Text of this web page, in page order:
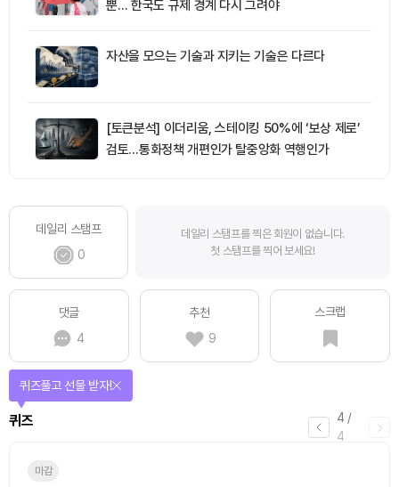
뿐… 한국도 규제 경계 다시 그려야
자산을 모으는 기술과 지키는 기술은 다르다
[토큰분석] 이더리움, 스테이킹 50%에 ‘보상 제로’
검토…통화정책 개편인가 탈중앙화 역행인가
데일리 스탬프
0
데일리 스탬프를 찍은 회원이 없습니다.
첫 스탬프를 찍어 보세요!
댓글
4
추천
9
스크랩
4 /
4
퀴즈
퀴즈풀고 선물 받자!
마감